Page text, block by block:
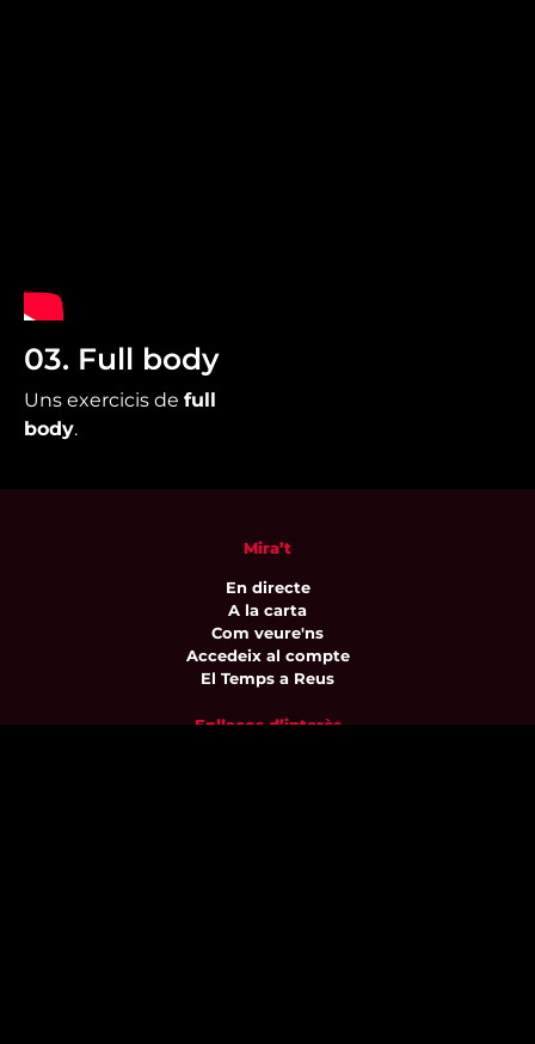
03. Full body
Uns exercicis de full
body.
Mira’t
En directe
A la carta
Com veure'ns
Accedeix al compte
El Temps a Reus
Enllaços d’interès